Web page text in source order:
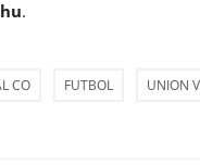
.
CO FUTBOL UNION